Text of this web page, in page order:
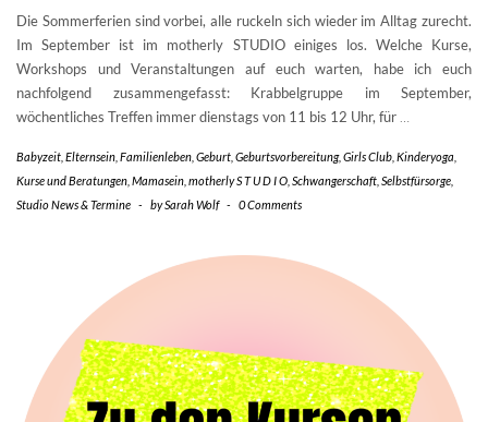
Die Sommerferien sind vorbei, alle ruckeln sich wieder im Alltag zurecht.
Im September ist im motherly STUDIO einiges los. Welche Kurse,
Workshops und Veranstaltungen auf euch warten, habe ich euch
nachfolgend zusammengefasst: Krabbelgruppe im September,
wöchentliches Treffen immer dienstags von 11 bis 12 Uhr, für
Babyzeit Elternsein Familienleben Geburt Geburtsvorbereitung, Girls Club Kinderyoga
Kurse und Beratungen Mamasein motherly S T U D I O Schwangerschaft Selbstfürsorge
Studio News & Termine - bySarah Wolf - 0 Comments